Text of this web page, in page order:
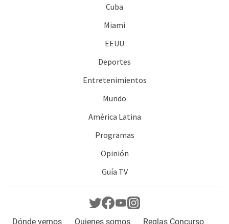
Cuba
Miami
EEUU
Deportes
Entretenimientos
Mundo
América Latina
Programas
Opinión
Guía TV
Dónde vernos Quienes somos Reglas Concurso